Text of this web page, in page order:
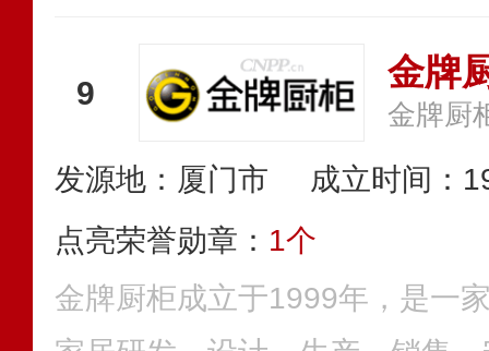
9 金牌
发源地：厦门市
成立时间：
点亮荣誉勋章： 1个
金牌厨柜成立于1999年，是一